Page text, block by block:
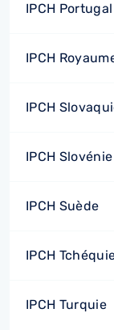
IPCH Portugal
IPCH
IPCH
IPCH Slovénie
IPCH Suède
IPCH
IPCH Turquie